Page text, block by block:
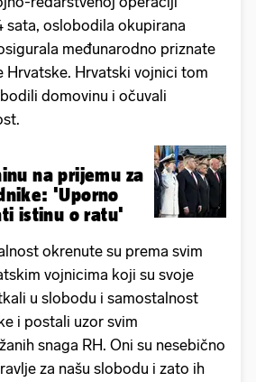
sata, oslobodila okupirana
međunarodno priznate
Hrvatske. Hrvatski vojnici tom
domovinu i očuvali
na prijemu za
'Uporno
istinu o ratu'
okrenute su prema svim
vojnicima koji su svoje
u slobodu i samostalnost
i postali uzor svim
snaga RH. Oni su nesebično
za našu slobodu i zato ih